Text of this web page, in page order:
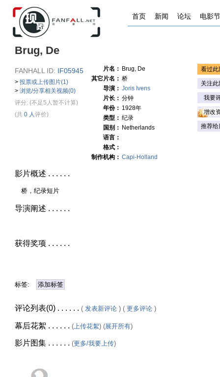
首页 新闻 论坛 电影节
Brug, De
FANHALL ID: IF05945
> 投票或上传图片(1)
> 浏览/分享相关视频(0)
评分: (不足5人暂不计算)
(共 0 人评价)
片名： Brug, De
其它片名： 桥
导演： Joris Ivens
片长： 分钟
年份： 1928年
类型： 纪录
国别： Netherlands
语言：
格式：
制作机构： Capi-Holland
看过此
关注此
我要
增改
推荐给
影片概述 . . . . . .
桥，纪录短片
导演阐述 . . . . . .
获得奖项 . . . . . .
标签: 添加标签
评论列表(0) . . . . . . ( 发表新评论 ) ( 更多评论 )
幕后花絮 . . . . . . ( 上传花絮) ( 展开所有)
影片图集 . . . . . . (更多/我要上传)